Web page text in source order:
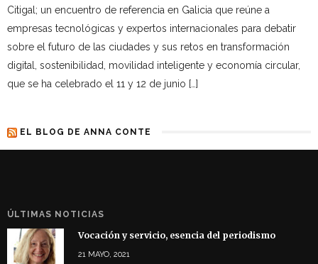
Citigal; un encuentro de referencia en Galicia que reúne a
empresas tecnológicas y expertos internacionales para debatir
sobre el futuro de las ciudades y sus retos en transformación
digital, sostenibilidad, movilidad inteligente y economía circular,
que se ha celebrado el 11 y 12 de junio […]
EL BLOG DE ANNA CONTE
ÚLTIMAS NOTICIAS
Vocación y servicio, esencia del periodismo
21 MAYO, 2021